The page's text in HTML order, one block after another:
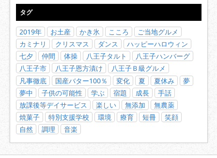
タグ
2019年 お土産 かき氷 こころ
ご当地グルメ
カミナリ
クリスマス ダンス
ハッピーハロウィン
七夕
仲間 体操 八王子タルト
八王子ハンバーグ
八王子市
八王子恩方漬け
八王子Ｂ級グルメ
凡事徹底
国産バター100％ 変化 夏 夏休み
夢
夢中
子供の可能性 学ぶ 宿題 成長
手話
放課後等デイサービス
楽しい 無添加
無農薬
焼菓子
特別支援学校 環境 療育 短冊
笑顔
自然
調理 音楽